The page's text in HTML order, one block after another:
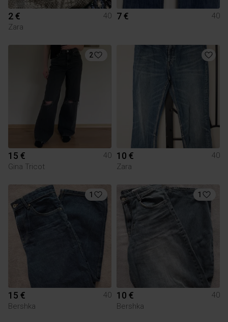
2 €
40
Zara
7 € 40
2
15 €
40
Gina Tricot
10 €
40
Zara
1
15 €
40
Bershka
1
10 €
40
Bershka